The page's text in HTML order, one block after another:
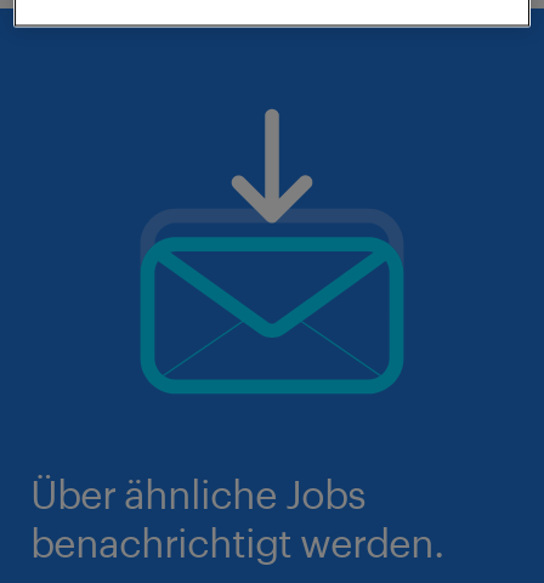
Über ähnliche Jobs
benachrichtigt werden.